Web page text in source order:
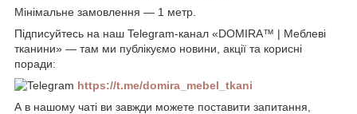
Мінімальне замовлення — 1 метр.
Підписуйтесь на наш Telegram-канал «DOMIRA™ | Меблеві
тканини» — там ми публікуємо новини, акції та корисні
поради:
https://t.me/domira_mebel_tkani
А в нашому чаті ви завжди можете поставити запитання,